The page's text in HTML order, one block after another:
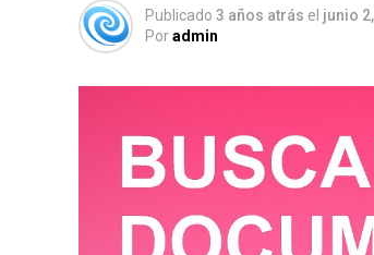
Publicado 3 años atrás el junio
Poradmin